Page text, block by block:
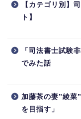
【カテゴリ別】
ト】
「司法書士試験
でみた話
加藤茶の妻”綾菜
を目指す」